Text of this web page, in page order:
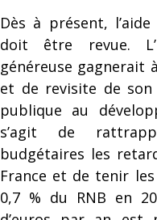
Dès à présent,
doit être revue.
généreuse gagnerait
et de revisite de son
publique au
s’agit de
budgétaires les
France et de tenir
0,7 % du RNB en